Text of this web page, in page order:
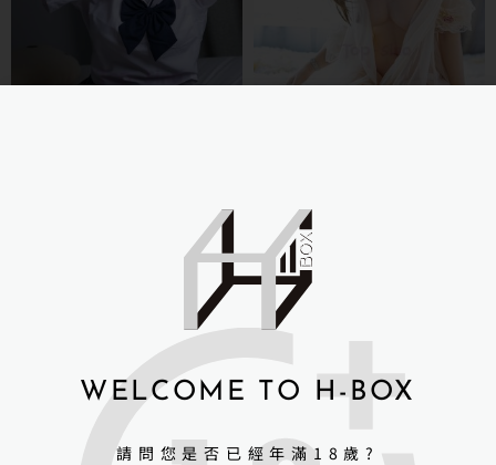
Sino-doll 先納信-158cmT1
詳細資訊 →
Sino-doll 先納信-158cmT1b
米悠RRS
詳細資訊 →
WELCOME TO H-BOX
請問您是否已經年滿18歲?